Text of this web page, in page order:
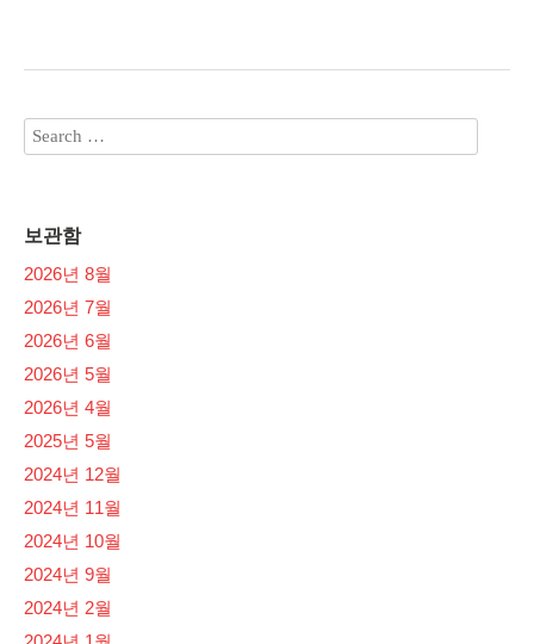
보관함
2026년 8월
2026년 7월
2026년 6월
2026년 5월
2026년 4월
2025년 5월
2024년 12월
2024년 11월
2024년 10월
2024년 9월
2024년 2월